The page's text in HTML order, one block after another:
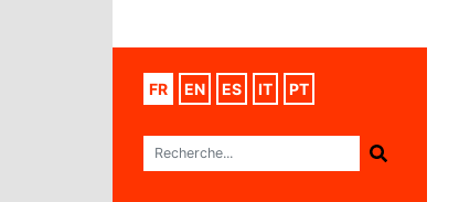
FR EN ES IT PT